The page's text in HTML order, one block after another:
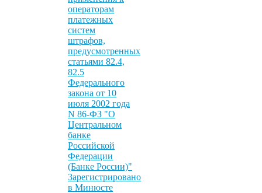
операторам
платежных
систем
штрафов,
предусмотренных
статьями 82.4,
82.5
Федерального
закона от 10
июля 2002 года
N 86-ФЗ "О
Центральном
банке
Российской
Федерации
(Банке России)"
Зарегистрировано
в Минюсте